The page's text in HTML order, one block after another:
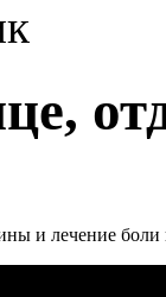
и лечение боли